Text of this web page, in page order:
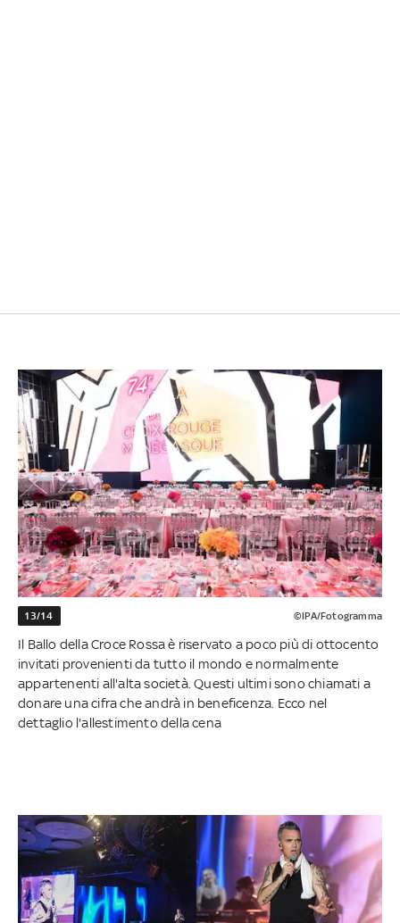
13/14 ©IPA/Fotogramma
Il Ballo della Croce Rossa è riservato a poco più di ottocento
invitati provenienti da tutto il mondo e normalmente
appartenenti all'alta società. Questi ultimi sono chiamati a
donare una cifra che andrà in beneficenza. Ecco nel
dettaglio l'allestimento della cena